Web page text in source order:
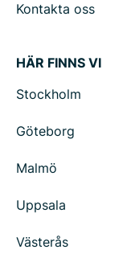
Kontakta oss
HÄR FINNS VI
Stockholm
Göteborg
Malmö
Uppsala
Västerås